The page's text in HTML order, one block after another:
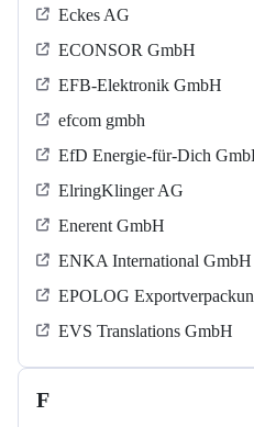
Eckes AG
ECONSOR GmbH
EFB-Elektronik GmbH
efcom gmbh
EfD Energie-für-Dich
ElringKlinger AG
Enerent GmbH
ENKA International
EPOLOG
EVS Translations GmbH
F